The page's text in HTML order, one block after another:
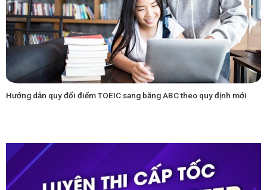
Hướng dẫn quy đổi điểm TOEIC sang bằng ABC theo quy định mới